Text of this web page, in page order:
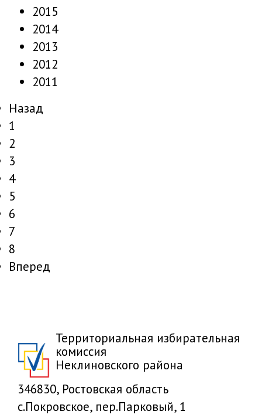
2015
2014
2013
2012
2011
Назад
1
2
3
4
5
6
7
8
Вперед
Территориальная избирательная
комиссия
Неклиновского района
346830, Ростовская область
с.Покровское, пер.Парковый, 1